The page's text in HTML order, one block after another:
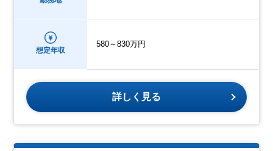
想定年収
580～830万円
詳しく見る